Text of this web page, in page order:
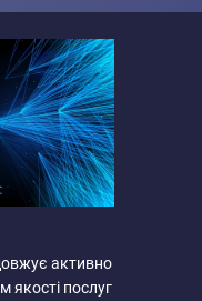
активно
послуг